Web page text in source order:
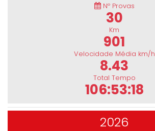
Nº Provas
30
Km
901
Velocidade Média km/h
8.43
Total Tempo
106:53:18
2026